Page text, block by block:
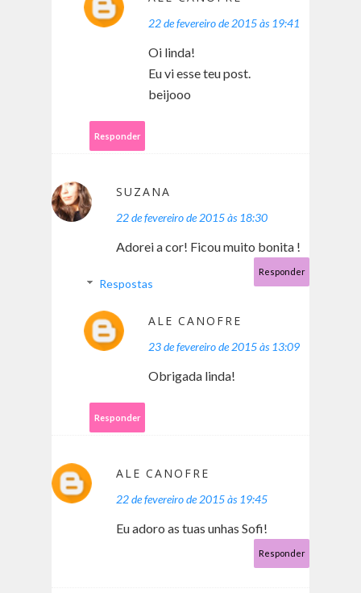
22 de fevereiro de 2015 às 19:41
Oi linda!
Eu vi esse teu post.
beijooo
Responder
SUZANA
22 de fevereiro de 2015 às 18:30
Adorei a cor! Ficou muito bonita !
Responder
Respostas
ALE CANOFRE
23 de fevereiro de 2015 às 13:09
Obrigada linda!
Responder
ALE CANOFRE
22 de fevereiro de 2015 às 19:45
Eu adoro as tuas unhas Sofi!
Responder